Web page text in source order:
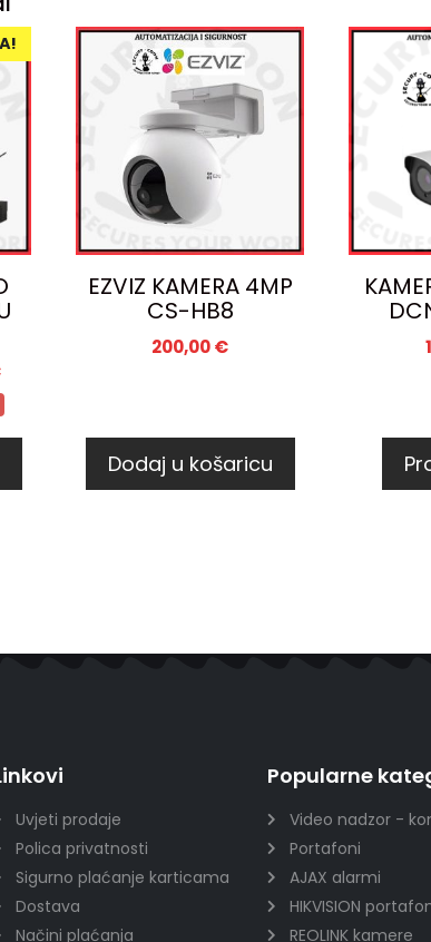
EZVIZ KAMERA 4MP
CS-HB8
200,00€
Dodaj u košaricu
Uvjeti prodaje
Polica privatnosti
Sigurno plaćanje karticama
Dostava
Načini plaćanja
Popularne
Video nadzor -
Portafoni
AJAX alarmi
HIKVISION
REOLINK kamere